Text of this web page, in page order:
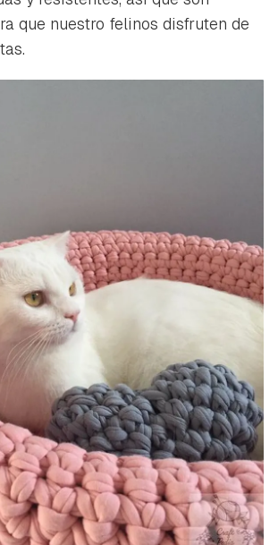
que nuestro felinos disfruten de